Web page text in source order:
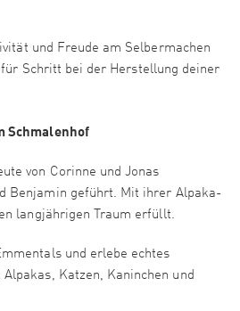
und Freude am Selbermachen
Schritt bei der Herstellung deiner
Schmalenhof
von Corinne und Jonas
Benjamin geführt. Mit ihrer Alpaka-
langjährigen Traum erfüllt.
und erlebe echtes
Katzen, Kaninchen und